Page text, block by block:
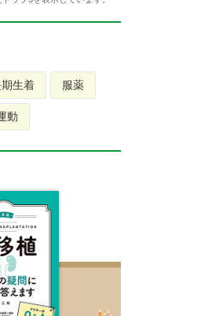
生着 服薬
動